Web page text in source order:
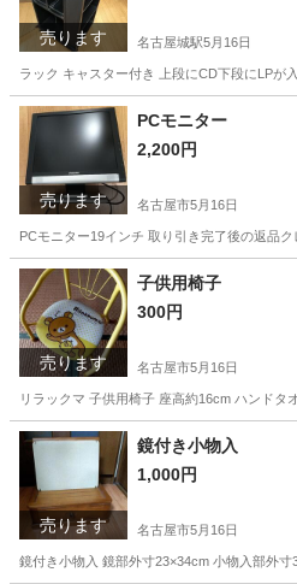
売ります 名古屋城駅5月16日
ラック キャスター付き 上段にCD下段にLPが
愛知 名古屋市 名古屋城駅
売ります
PCモニター
2,200円
名古屋市5月16日
PCモニター19インチ 取り引き完了後の返品
愛知 名古屋市 パソコン
売ります
子供用椅子
300円
名古屋市5月16日
リラックマ 子供用椅子 座高約16cm ハンド
愛知 名古屋市 ベビー用品
売ります
鏡付き小物入
1,000円
名古屋市5月16日
鏡付き小物入 鏡部外寸23×34cm 小物入部外